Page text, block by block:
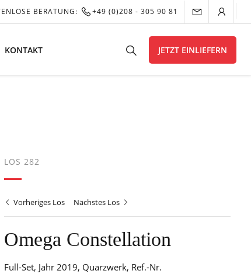
BERATUNG: +49 (0)208 - 305 90 81
KONTAKT JETZT EINLIEFERN
LOS 282
Vorheriges Los Nächstes Los
Omega Constellation
Full-Set, Jahr 2019, Quarzwerk, Ref.-Nr.